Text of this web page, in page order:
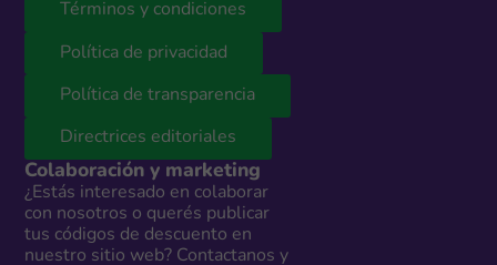
Términos y condiciones
Política de privacidad
Política de transparencia
Directrices editoriales
Colaboración y marketing
¿Estás interesado en colaborar
con nosotros o querés publicar
tus códigos de descuento en
nuestro sitio web? Contactanos y